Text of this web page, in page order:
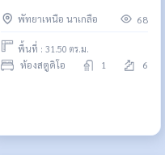
เฟอร์นิเจอร์
พัทยาเหนือ นาเกลือ 68
พื้นที่ : 31.50 ตร.ม.
ห้องสตูดิโอ 1 6